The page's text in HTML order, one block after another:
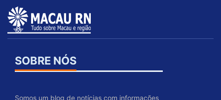
SOBRE NÓS
Somos um blog de notícias com informações